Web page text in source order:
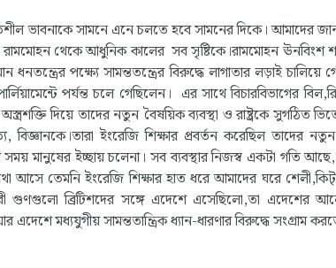
ভাবনাকে সামনে এনে চলতে হবে সামনের দিকে। আমাদের
থেকে আধুনিক কালের সব সৃষ্টিকে।রামমোহন ঊনবিংশ
পক্ষ্যে সামন্ততন্ত্রের বিরুদ্ধে লাগাতার লড়াই চালিয়ে
পর্যন্ত চলে গেছিলেন। এর সাথে বিচারবিভাগের
দিয়ে তাদের নতুন বৈষয়িক ব্যবস্থা ও রাষ্ট্রকে সুগঠিত
ইংরেজি শিক্ষার প্রবর্তন করেছিল তাদের নতুন
সময় মানুষের ইচ্ছায় চলেনা। সব ব্যবস্থার নিজস্ব একটা গতি
আসে তেমনি ইংরেজি শিক্ষার হাত ধরে আমাদের ঘরে
গুণগুলো ব্রিটিশদের সঙ্গে এদেশে এসেছিলো,তা এদেশের
মধ্যযুগীয় সামন্ততান্ত্রিক ধ্যান-ধারণার বিরুদ্ধে সংগ্রাম